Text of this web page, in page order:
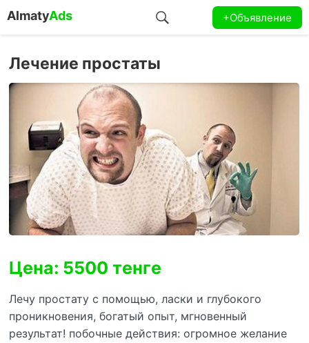
AlmatyAds +Объявление
Лечение простаты
Цена: 5500 тенге
Лечу простату с помощью, ласки и глубокого
проникновения, богатый опыт, мгновенный
результат! побочные действия: огромное желание